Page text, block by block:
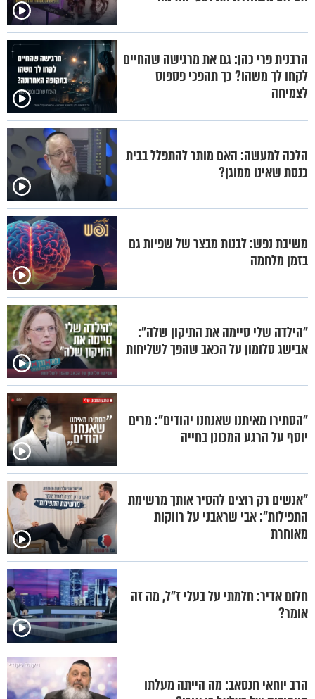
הרבנית פרי כהן: גם את מרגישה שהחיים
לקחו לך משהו? כך תהפכי פספוס
לצמיחה
הלכה למעשה: האם מותר להתפלל בבית
כנסת שאינו ממוגן?
משיבת נפש: לבנות מבצר של שפיות גם
בזמן מלחמה
"הילדה שלי סיימה את התיקון שלה":
אבישג סלומון על הכאב שהפך לשליחות
"הסתירו מאיתנו שאנחנו יהודים": מרים
יוסף על הרגע המכונן בחייה
"אנשים רק רוצים להסיר אותך מרשימת
התפילות": אבי שראבני על רווקות
מאוחרת
חלום אדיר: חלמתי על בעלי ז"ל, מה זה
אומר?
הרב יוחאי חנסאב: מה הייתה מעלתו